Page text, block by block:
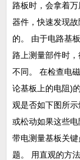
路板时，会拿着
器件，快速发现
的。 由于电路基
路上测量部件时
不同。 在检查电
论基板上的电阻)
观是否如下图所
或松动如果这些
带电测量基板关
题。 用直观的方